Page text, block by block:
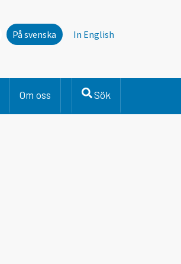
På svenska In English
Om oss Sök